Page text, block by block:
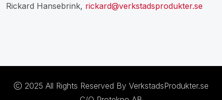
Rickard Hansebrink, rickard@verkstadsprodukter.se
2025 All Rights Reserved By VerkstadsProdukter.se